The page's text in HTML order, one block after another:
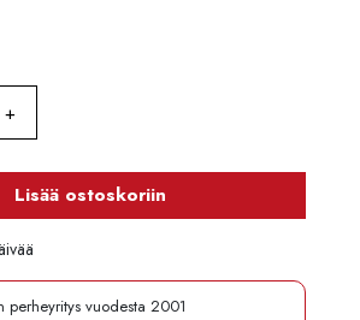
Lisää ostoskoriin
perheyritys vuodesta 2001